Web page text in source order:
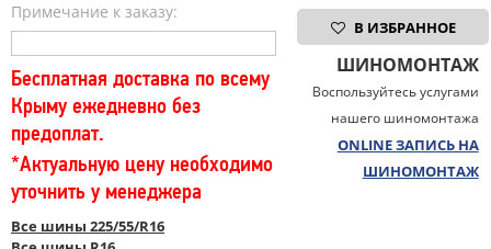
Примечание к заказу:
Бесплатная доставка по всему
Крыму ежедневно без
предоплат.
*Актуальную цену необходимо
уточнить у менеджера
Все шины 225/55/R16
В ИЗБРАННОЕ
ШИНОМОНТАЖ
Воспользуйтесь услугами
нашего шиномонтажа
ONLINE ЗАПИСЬ НА
ШИНОМОНТАЖ